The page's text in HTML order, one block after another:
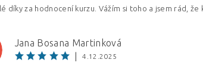
díky za hodnocení kurzu. Vážím si toho a jsem rád, že
Jana Bosana Martinková
4.12.2025